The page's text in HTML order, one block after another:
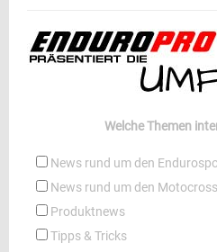
Welche Themen
News rund um den
News rund um den
Produktnews
Tipps & Tricks